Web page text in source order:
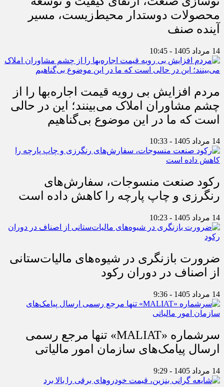
محصولات دوستدار محیط‌زیست، مسیر
آینده صنف
14 مرداد 1405 - 10:45
مردم افزایش بی رویه قیمت اجاره‌بها را از
چشم مشاوران املاک می‌بینند؛ این در حالی
است که ما در این موضوع بی‌گناهیم
14 مرداد 1405 - 10:33
رکود صنعت منسوجات، سفارش‌های
رنگرزی و چاپ پارچه را کاهش داده است
14 مرداد 1405 - 10:23
ضرورت بازنگری در شیوه‌های مالیات‌ستانی
از اصناف در دوران رکود
14 مرداد 1405 - 9:36
سرشماره «MALIAT» تنها مرجع رسمی
ارسال پیامک‌های سازمان امور مالیاتی
14 مرداد 1405 - 9:29